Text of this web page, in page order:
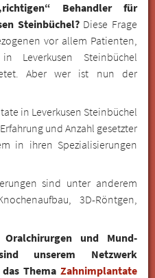
Behandler für
Steinbüchel?Diese Frage
vor allem Patienten,
Leverkusen Steinbüchel
Aber wer ist nun der
in Leverkusen Steinbüchel
und Anzahl gesetzter
in ihren Spezialisierungen
sind unter anderem
3D-Röntgen,
und Mund-
sind unserem Netzwerk
Thema Zahnimplantate